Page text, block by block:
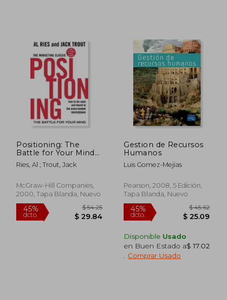
45%
dcto.
45%
dcto.
Positioning: The
Battle for Your Mind
(en Inglés)
Ries, Al ; Trout, Jack
McGraw-Hill Companies,
2000, Tapa Blanda, Nuevo
Gestion de Recursos
Humanos
Luis Gomez-Mejias
Pearson, 2008, 5 Edición,
Tapa Blanda, Nuevo
Disponible Usado
en Buen Estado a$ 17.02
Comprar Usado